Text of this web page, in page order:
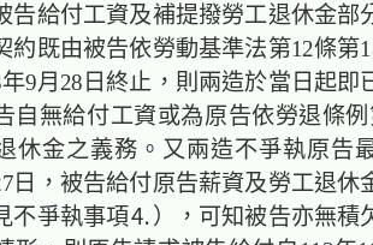
給付工資及補提撥勞工退休金部
既由被告依勞動基準法第12條第1
9月28日終止，則兩造於當日起即
自無給付工資或為原告依勞退條
休金之義務。又兩造不爭執原告
日，被告給付原告薪資及勞工退休
不爭執事項⒋），可知被告亦無積